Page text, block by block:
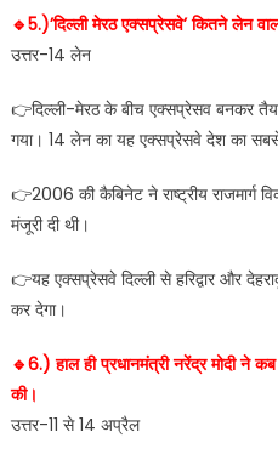
🔹️5.)’दिल्ली मेरठ एक्सप्रेसवे’ कितने लेन
उत्तर-14 लेन
👉दिल्ली-मेरठ के बीच एक्सप्रेसव बनकर
गया। 14 लेन का यह एक्सप्रेसवे देश का
👉2006 की कैबिनेट ने राष्ट्रीय राजमार्ग
मंजूरी दी थी।
👉यह एक्सप्रेसवे दिल्ली से हरिद्वार और
कर देगा।
🔹️6.) हाल ही प्रधानमंत्री नरेंद्र मोदी ने
की।
उत्तर-11 से 14 अप्रैल